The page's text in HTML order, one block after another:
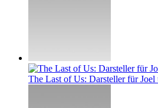
The Last of Us: Darsteller für